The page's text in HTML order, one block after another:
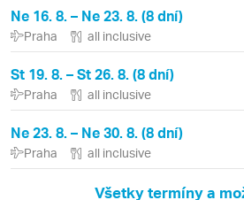
Ne 16. 8. – Ne 23. 8. (8 dní)
Praha all inclusive
St 19. 8. – St 26. 8. (8 dní)
Praha all inclusive
Ne 23. 8. – Ne 30. 8. (8 dní)
Praha all inclusive
Všetky termíny a